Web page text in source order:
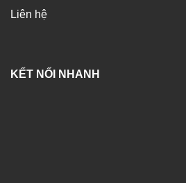
Liên hệ
KẾT NỐI NHANH